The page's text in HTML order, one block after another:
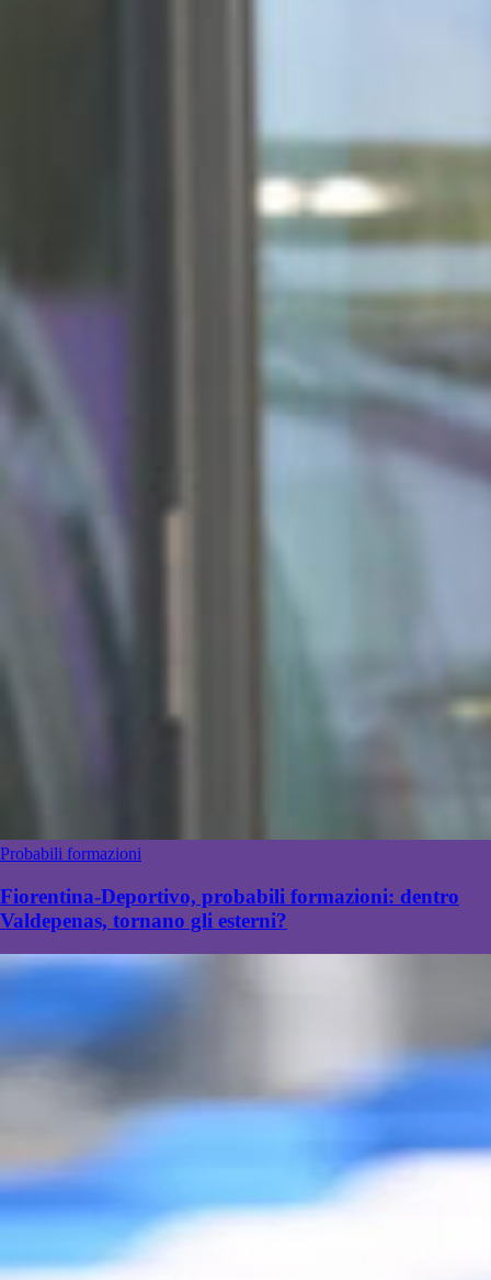
Probabili formazioni
Fiorentina-Deportivo, probabili formazioni: dentro
Valdepenas, tornano gli esterni?